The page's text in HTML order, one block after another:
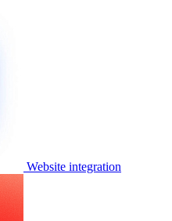
Website integration